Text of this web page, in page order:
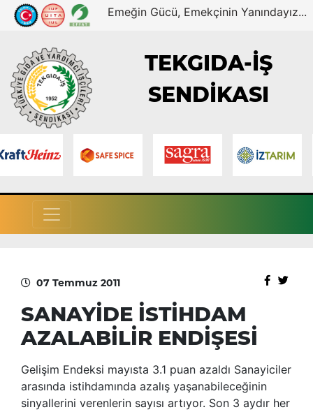
Emeğin Gücü, Emekçinin Yanındayız...
TEKGIDA-İŞ
SENDİKASI
07 Temmuz 2011
SANAYİDE İSTİHDAM
AZALABİLİR ENDİŞESİ
Gelişim Endeksi mayısta 3.1 puan azaldı Sanayiciler
arasında istihdamında azalış yaşanabileceğinin
sinyallerini verenlerin sayısı artıyor. Son 3 aydır her